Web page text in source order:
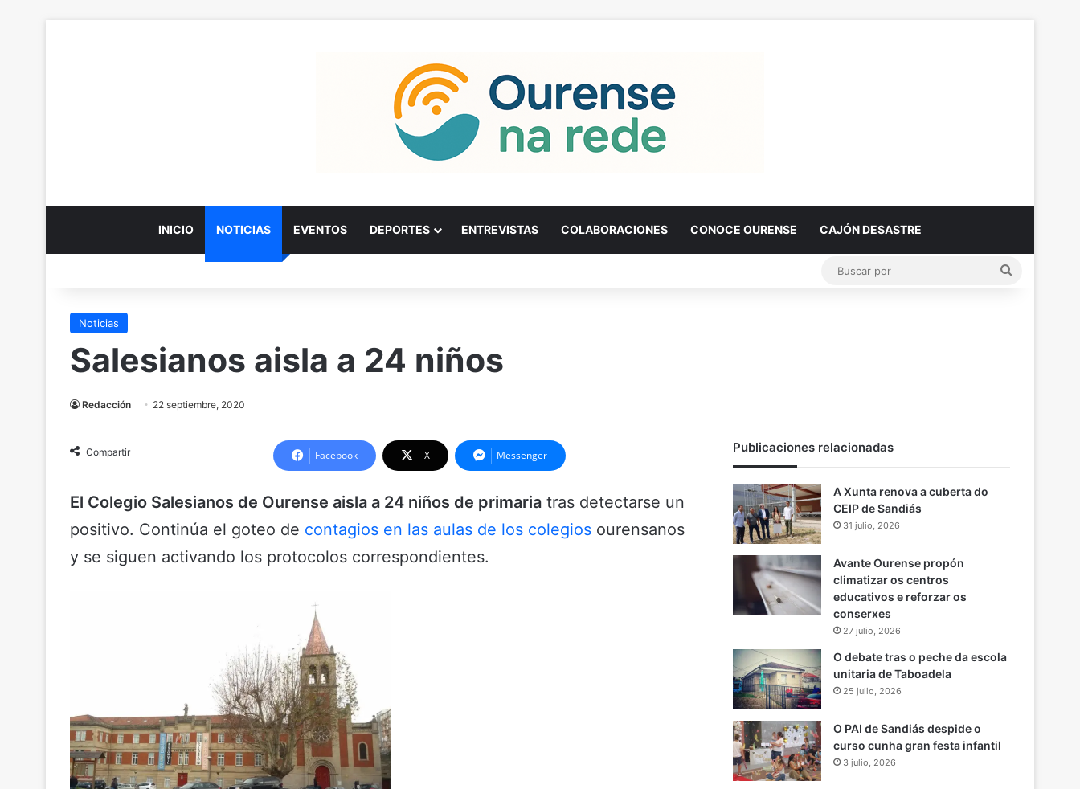
INICIO NOTICIAS EVENTOS DEPORTES ENTREVISTAS COLABORACIONES CONOCE OURENSE CAJÓN DESASTRE
Noticias
Salesianos aisla a 24 niños
Redacción 22 septiembre, 2020
Compartir Facebook X Messenger
El Colegio Salesianos de Ourense aisla a 24 niños de primaria tras detectarse un
positivo. Continúa el goteo de contagios en las aulas de los colegios ourensanos
y se siguen activando los protocolos correspondientes.
Publicaciones relacionadas
A Xunta renova a cuberta do
CEIP de Sandiás
31 julio, 2026
Avante Ourense propón
climatizar os centros
educativos e reforzar os
conserxes
27 julio, 2026
O debate tras o peche da escola
unitaria de Taboadela
25 julio, 2026
O PAI de Sandiás despide o
curso cunha gran festa infantil
3 julio, 2026